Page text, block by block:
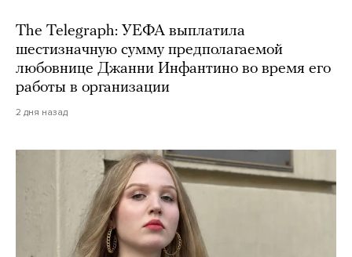
The Telegraph: УЕФА выплатила
шестизначную сумму предполагаемой
любовнице Джанни Инфантино во время его
работы в организации
2 дня назад